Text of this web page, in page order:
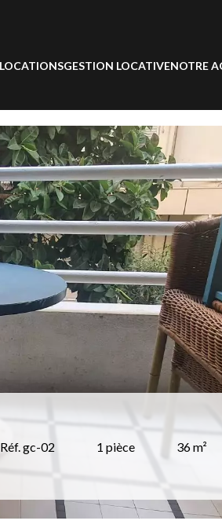
LOCATIONSGESTION LOCATIVENOTRE
Réf. gc-02 1 pièce 36 m²